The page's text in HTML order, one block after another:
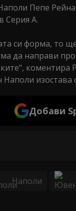
Пепе
Серия А.
си форма, то
да направи
коментира
Наполи изостава
Добави
Наполи